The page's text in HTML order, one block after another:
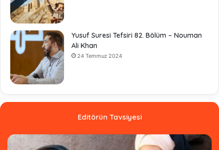
Yusuf Suresi Tefsiri 82. Bölüm – Nouman
Ali Khan
24 Temmuz 2024
Editörün Tavsiyesi